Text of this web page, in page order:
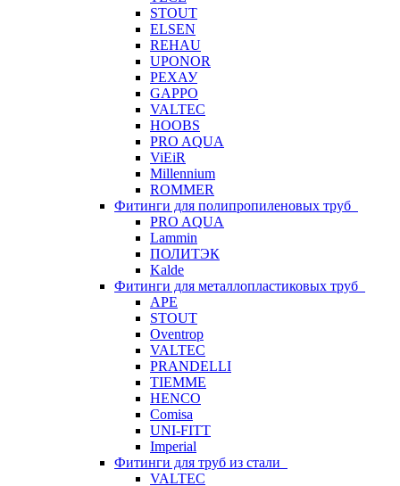
STOUT
ELSEN
REHAU
UPONOR
РЕХАУ
GAPPO
VALTEC
HOOBS
PRO AQUA
ViEiR
Millennium
ROMMER
Фитинги для полипропиленовых труб
PRO AQUA
Lammin
ПОЛИТЭК
Kalde
Фитинги для металлопластиковых труб
APE
STOUT
Oventrop
VALTEC
PRANDELLI
TIEMME
HENCO
Comisa
UNI-FITT
Imperial
Фитинги для труб из стали
VALTEC